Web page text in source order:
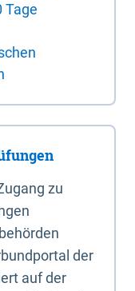
Tage
zu
der
auf der